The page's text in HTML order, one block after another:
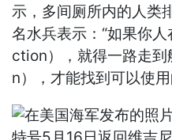
示，多间厕所内的人类
名水兵表示：“如果你
ction），就得一路走
n），才能找到可以使